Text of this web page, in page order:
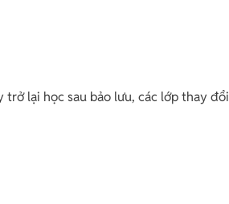
lại học sau bảo lưu, các lớp thay đổi